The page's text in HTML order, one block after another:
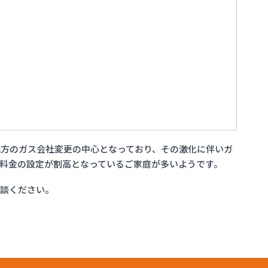
のガス会社変更の中心となっており、その激化に伴いガ
の設定が割高となっているご家庭が多いようです。
ください。